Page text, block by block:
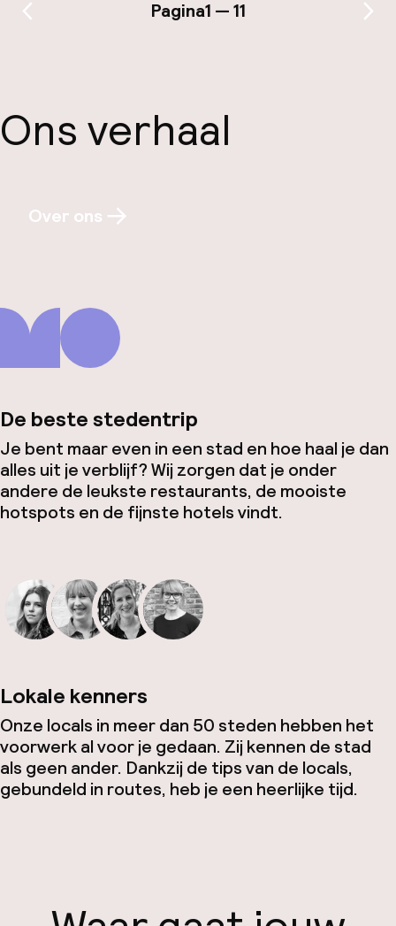
Vorige pagina Pagina1 — 11
Ons verhaal
Over ons
De beste stedentrip
Je bent maar even in een stad en hoe haal je dan
alles uit je verblijf? Wij zorgen dat je onder
andere de leukste restaurants, de mooiste
hotspots en de fijnste hotels vindt.
Lokale kenners
Onze locals in meer dan 50 steden hebben het
voorwerk al voor je gedaan. Zij kennen de stad
als geen ander. Dankzij de tips van de locals,
gebundeld in routes, heb je een heerlijke tijd.